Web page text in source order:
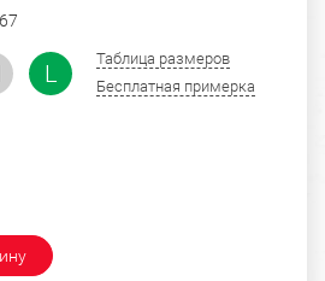
L
Таблица размеров
Бесплатная примерка